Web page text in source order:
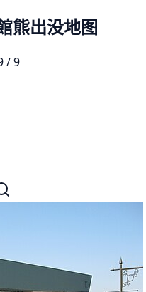
熊出没地图
/ 9